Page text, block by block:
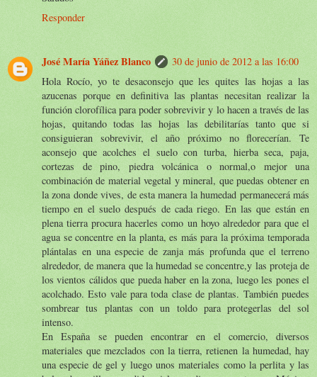
Responder
José María Yáñez Blanco
30 de junio de 2012 a las 16:00
Hola Rocío, yo te desaconsejo que les quites las hojas a las
azucenas porque en definitiva las plantas necesitan realizar la
función clorofílica para poder sobrevivir y lo hacen a través de las
hojas, quitando todas las hojas las debilitarías tanto que si
consiguieran sobrevivir, el año próximo no florecerían. Te
aconsejo que acolches el suelo con turba, hierba seca, paja,
cortezas de pino, piedra volcánica o normal,o mejor una
combinación de material vegetal y mineral, que puedas obtener en
la zona donde vives, de esta manera la humedad permanecerá más
tiempo en el suelo después de cada riego. En las que están en
plena tierra procura hacerles como un hoyo alrededor para que el
agua se concentre en la planta, es más para la próxima temporada
plántalas en una especie de zanja más profunda que el terreno
alrededor, de manera que la humedad se concentre,y las proteja de
los vientos cálidos que pueda haber en la zona, luego les pones el
acolchado. Esto vale para toda clase de plantas. También puedes
sombrear tus plantas con un toldo para protegerlas del sol
intenso.
En España se pueden encontrar en el comercio, diversos
materiales que mezclados con la tierra, retienen la humedad, hay
una especie de gel y luego unos materiales como la perlita y las